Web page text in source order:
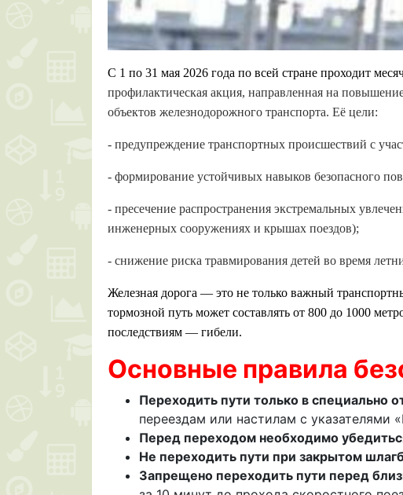
С 1 по 31 мая 2026 года по всей стране проходит
профилактическая акция, направленная на
объектов железнодорожного транспорта. Её цели:
- предупреждение транспортных происшествий с
- формирование устойчивых навыков безопасного
- пресечение распространения экстремальных
инженерных сооружениях и крышах поездов);
- снижение риска травмирования детей во время
Железная дорога — это не только важный
тормозной путь может составлять от 800 до 1000
последствиям — гибели.
Основные правила
Переходить пути только в специально
переездам или настилам с указателями
Перед переходом необходимо
Не переходить пути при закрытом
Запрещено переходить пути перед